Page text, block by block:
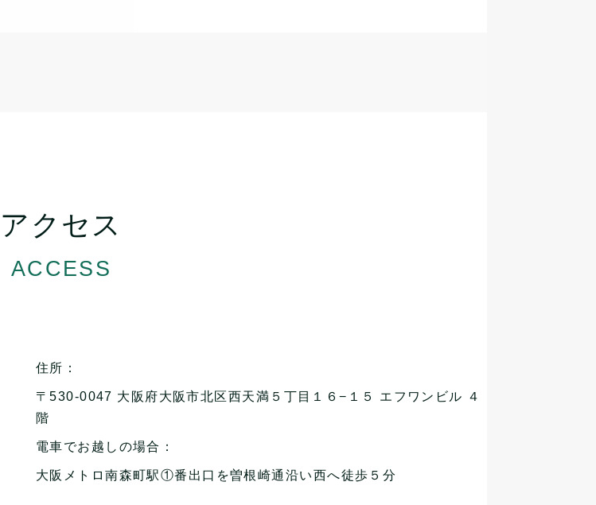
アクセス
ACCESS
住所：
〒530-0047 大阪府大阪市北区西天満５丁目１６−１５ エフワンビル ４
階
電車でお越しの場合：
大阪メトロ南森町駅①番出口を曽根崎通沿い西へ徒歩５分